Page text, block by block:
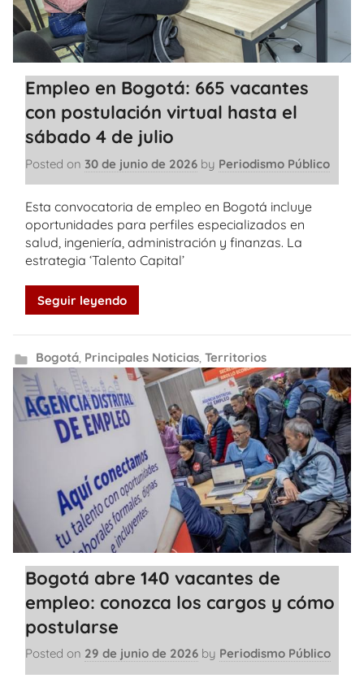
Empleo en Bogotá: 665 vacantes
con postulación virtual hasta el
sábado 4 de julio
Posted on 30 de junio de 2026 by Periodismo Público
Esta convocatoria de empleo en Bogotá incluye
oportunidades para perfiles especializados en
salud, ingeniería, administración y finanzas. La
estrategia ‘Talento Capital’
Seguir leyendo
Bogotá, Principales Noticias, Territorios
Bogotá abre 140 vacantes de
empleo: conozca los cargos y cómo
postularse
Posted on 29 de junio de 2026 by Periodismo Público